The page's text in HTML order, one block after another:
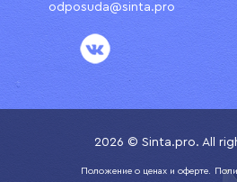
odposuda@sinta.pro
2026 © Sinta.pro. All
Положение о ценах и оферте.